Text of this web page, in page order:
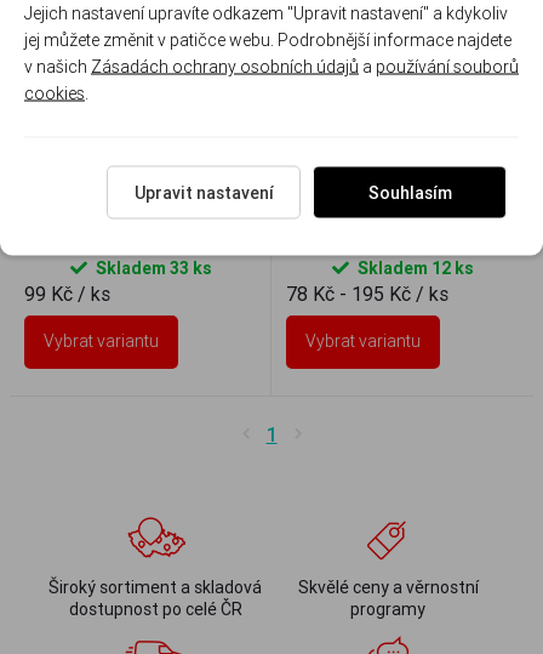
Barva na sklo Vitrail 45ml
Skladem 33 ks
99 Kč / ks
Vybrat variantu
Glazura lesklá na keramiku
Skladem 12 ks
78 Kč - 195 Kč / ks
Vybrat variantu
1
Široký sortiment a skladová
dostupnost po celé ČR
Skvělé ceny a věrnostní
programy
Jejich nastavení upravíte odkazem "Upravit nastavení" a kdykoliv
jej můžete změnit v patičce webu. Podrobnější informace najdete
v našich Zásadách ochrany osobních údajů a používání souborů
cookies
Upravit nastavení Souhlasím